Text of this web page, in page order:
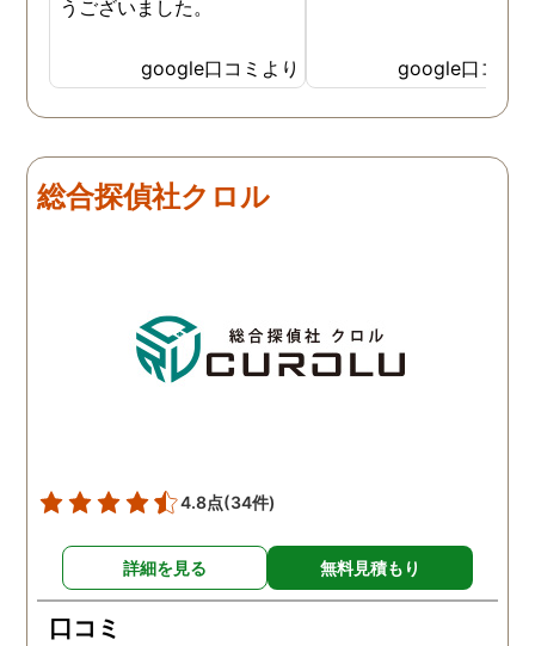
うございました。
google口コミより google口コミ
総合探偵社クロル
4.8点(34件)
詳細を見る 無料見積もり
口コミ